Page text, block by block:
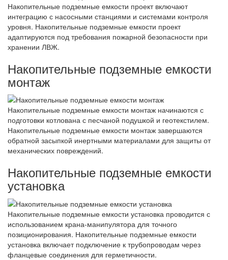
Накопительные подземные емкости проект включают
интеграцию с насосными станциями и системами контроля
уровня. Накопительные подземные емкости проект
адаптируются под требования пожарной безопасности при
хранении ЛВЖ.
Накопительные подземные емкости
монтаж
Накопительные подземные емкости монтаж начинаются с
подготовки котлована с песчаной подушкой и геотекстилем.
Накопительные подземные емкости монтаж завершаются
обратной засыпкой инертными материалами для защиты от
механических повреждений.
Накопительные подземные емкости
установка
Накопительные подземные емкости установка проводится с
использованием крана-манипулятора для точного
позиционирования. Накопительные подземные емкости
установка включает подключение к трубопроводам через
фланцевые соединения для герметичности.